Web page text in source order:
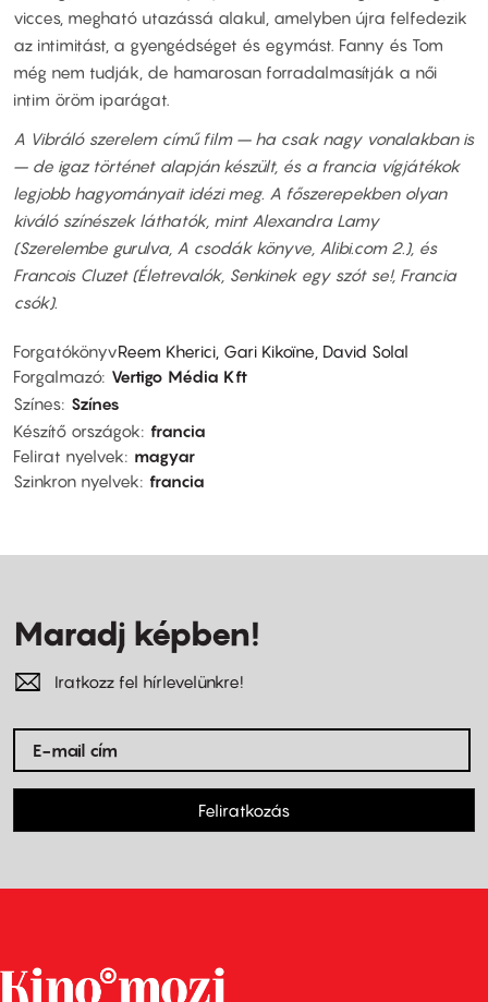
vicces, megható utazássá alakul, amelyben újra felfedezik
az intimitást, a gyengédséget és egymást. Fanny és Tom
még nem tudják, de hamarosan forradalmasítják a női
intim öröm iparágat.
A Vibráló szerelem című film – ha csak nagy vonalakban is
– de igaz történet alapján készült, és a francia vígjátékok
legjobb hagyományait idézi meg. A főszerepekben olyan
kiváló színészek láthatók, mint Alexandra Lamy
(Szerelembe gurulva, A csodák könyve, Alibi.com 2.), és
Francois Cluzet (Életrevalók, Senkinek egy szót se!, Francia
csók).
ForgatókönyvReem Kherici, Gari Kikoïne, David Solal
Forgalmazó Vertigo Média Kft
Színes Színes
Készítő országok francia
Felirat nyelvek
magyar
Szinkron nyelvek francia
Maradj képben!
Iratkozz fel hírlevelünkre!
Feliratkozás